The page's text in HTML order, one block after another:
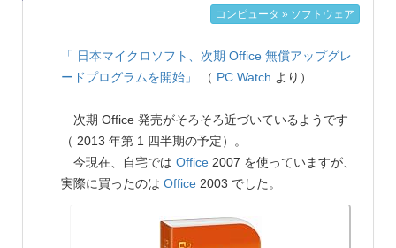
コンピュータ » ソフトウェア
「 日本マイクロソフト、次期 Office 無償アップグレ
ードプログラムを開始」
（ PC Watch より）
次期 Office 発売がそろそろ近づいているようです
（ 2013 年第 1 四半期の予定）。
今現在、自宅では Office 2007 を使っていますが、
実際に買ったのは Office 2003 でした。